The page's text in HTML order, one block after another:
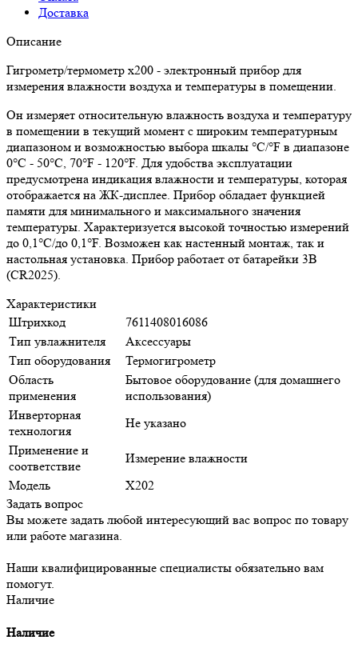
Доставка
Описание
Гигрометр/термометр x200 - электронный прибор для
измерения влажности воздуха и температуры в помещении.
Он измеряет относительную влажность воздуха и температуру
в помещении в текущий момент с широким температурным
диапазоном и возможностью выбора шкалы °C/°F в диапазоне
0°C - 50°C, 70°F - 120°F. Для удобства эксплуатации
предусмотрена индикация влажности и температуры, которая
отображается на ЖК-дисплее. Прибор обладает функцией
памяти для минимального и максимального значения
температуры. Характеризуется высокой точностью измерений
до 0,1°C/до 0,1°F. Возможен как настенный монтаж, так и
настольная установка. Прибор работает от батарейки 3В
(CR2025).
Характеристики
Штрихкод
7611408016086
Тип увлажнителя
Аксессуары
Тип оборудования
Термогигрометр
Область
применения
Бытовое оборудование (для домашнего
использования)
Инверторная
технология
Не указано
Применение и
соответствие
Измерение влажности
Модель
X202
Задать вопрос
Вы можете задать любой интересующий вас вопрос по товару
или работе магазина.
Наши квалифицированные специалисты обязательно вам
помогут.
Наличие
Наличие